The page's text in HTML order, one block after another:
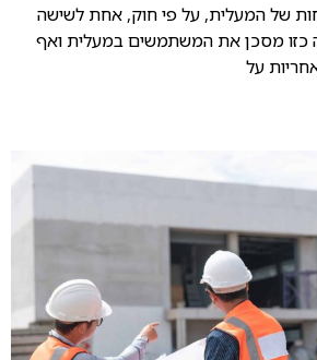
של המעלית, על פי חוק, אחת לשישה
כזו מסכן את המשתמשים במעלית ואף
על